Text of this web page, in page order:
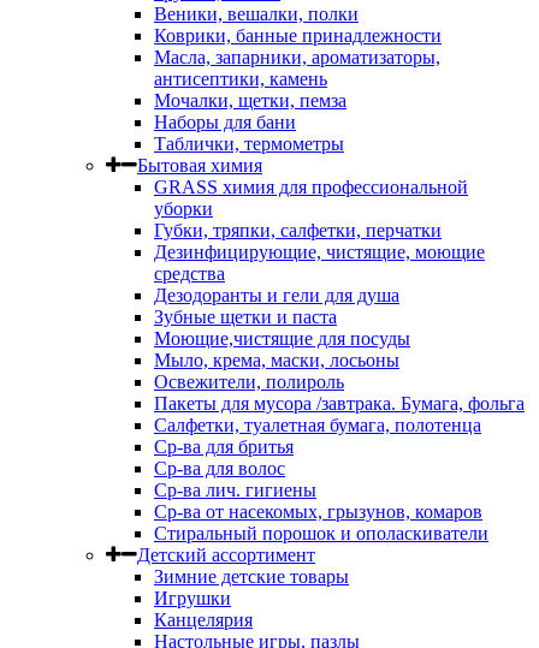
Веники, вешалки, полки
Коврики, банные принадлежности
Масла, запарники, ароматизаторы,
антисептики, камень
Мочалки, щетки, пемза
Наборы для бани
Таблички, термометры
Бытовая химия
GRASS химия для профессиональной
уборки
Губки, тряпки, салфетки, перчатки
Дезинфицирующие, чистящие, моющие
средства
Дезодоранты и гели для душа
Зубные щетки и паста
Моющие,чистящие для посуды
Мыло, крема, маски, лосьоны
Освежители, полироль
Пакеты для мусора /завтрака. Бумага, фольга
Салфетки, туалетная бумага, полотенца
Ср-ва для бритья
Ср-ва для волос
Ср-ва лич. гигиены
Ср-ва от насекомых, грызунов, комаров
Стиральный порошок и ополаскиватели
Детский ассортимент
Зимние детские товары
Игрушки
Канцелярия
Настольные игры, пазлы